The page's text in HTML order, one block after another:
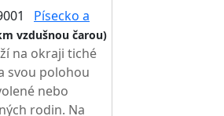
Písecko a
vzdušnou čarou)
na okraji tiché
svou polohou
nebo
rodin. Na